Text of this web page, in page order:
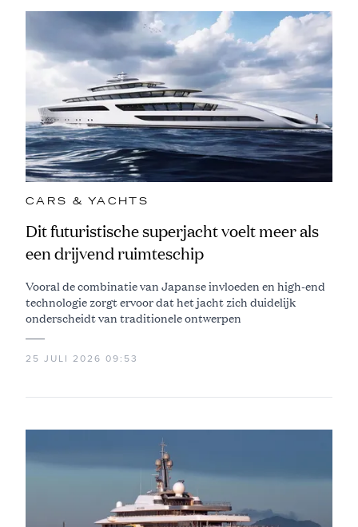
CARS & YACHTS
Dit futuristische superjacht voelt meer als
een drijvend ruimteschip
Vooral de combinatie van Japanse invloeden en high-end
technologie zorgt ervoor dat het jacht zich duidelijk
onderscheidt van traditionele ontwerpen
25 JULI 2026 09:53